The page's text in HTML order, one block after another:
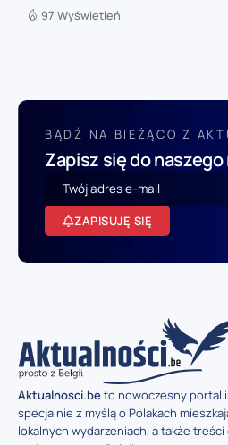
97 Wyświetleń
BĄDŹ NA BIEŻĄCO Z
Zapisz się do
ZAPISUJĘ SIĘ
Aktualnosci.beto nowoczesny portal
specjalnie z myślą o Polakach
lokalnych wydarzeniach, a także